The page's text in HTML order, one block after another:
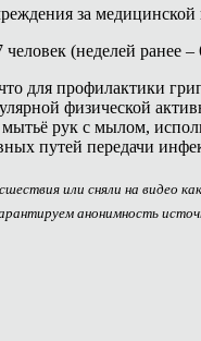
за
(неделей ранее –
для профилактики
физической
рук с мылом,
путей передачи
или сняли на видео
анонимность